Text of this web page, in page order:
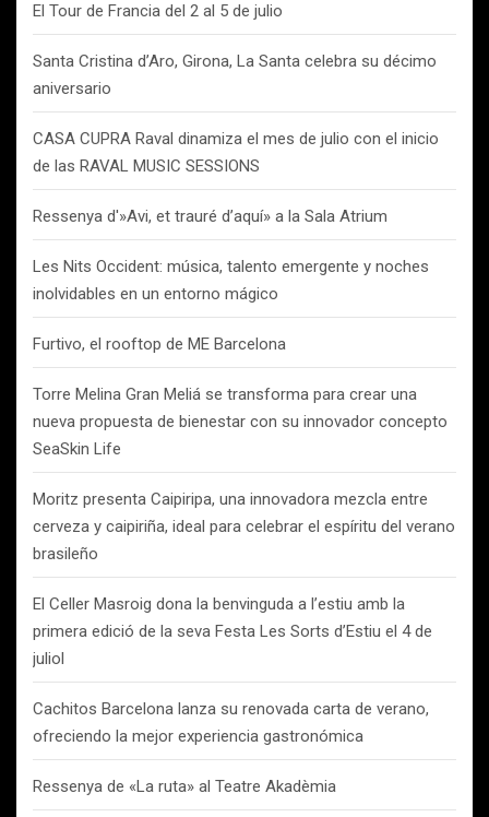
El Tour de Francia del 2 al 5 de julio
Santa Cristina d’Aro, Girona, La Santa celebra su décimo
aniversario
CASA CUPRA Raval dinamiza el mes de julio con el inicio
de las RAVAL MUSIC SESSIONS
Ressenya d'»Avi, et trauré d’aquí» a la Sala Atrium
Les Nits Occident: música, talento emergente y noches
inolvidables en un entorno mágico
Furtivo, el rooftop de ME Barcelona
Torre Melina Gran Meliá se transforma para crear una
nueva propuesta de bienestar con su innovador concepto
SeaSkin Life
Moritz presenta Caipiripa, una innovadora mezcla entre
cerveza y caipiriña, ideal para celebrar el espíritu del verano
brasileño
El Celler Masroig dona la benvinguda a l’estiu amb la
primera edició de la seva Festa Les Sorts d’Estiu el 4 de
juliol
Cachitos Barcelona lanza su renovada carta de verano,
ofreciendo la mejor experiencia gastronómica
Ressenya de «La ruta» al Teatre Akadèmia